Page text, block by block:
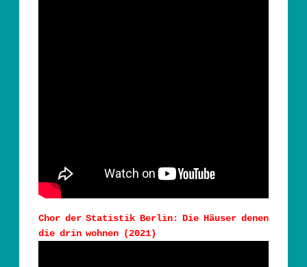
Chor der Statistik Berlin: Die Häuser denen
die drin wohnen (2021)